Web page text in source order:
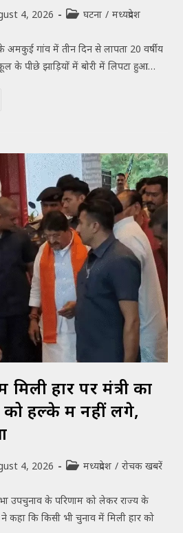
4, 2026 घटना / मध्यप्रदेश
अमकुई गांव में तीन दिन से लापता 20 वर्षीय
के पीछे झाड़ियों में बोरी में लिपटा हुआ…
हार पर मंत्री का
को हल्के में नहीं लेंगे,
4, 2026 मध्यप्रदेश / रोचक खबरें
उपचुनाव के परिणाम को लेकर राज्य के
कहा कि किसी भी चुनाव में मिली हार को